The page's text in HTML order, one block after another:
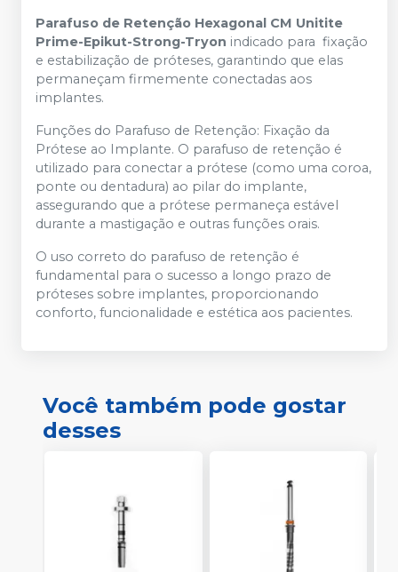
Parafuso de Retenção Hexagonal CM Unitite
Prime-Epikut-Strong-Tryon indicado para fixação
e estabilização de próteses, garantindo que elas
permaneçam firmemente conectadas aos
implantes.
Funções do Parafuso de Retenção: Fixação da
Prótese ao Implante. O parafuso de retenção é
utilizado para conectar a prótese (como uma coroa,
ponte ou dentadura) ao pilar do implante,
assegurando que a prótese permaneça estável
durante a mastigação e outras funções orais.
O uso correto do parafuso de retenção é
fundamental para o sucesso a longo prazo de
próteses sobre implantes, proporcionando
conforto, funcionalidade e estética aos pacientes.
Você também pode gostar
desses